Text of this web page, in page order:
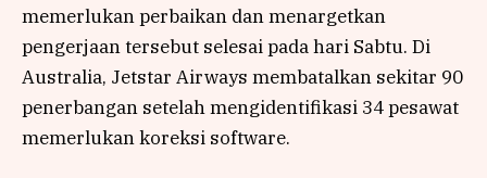
memerlukan perbaikan dan menargetkan
pengerjaan tersebut selesai pada hari Sabtu. Di
Australia, Jetstar Airways membatalkan sekitar 90
penerbangan setelah mengidentifikasi 34 pesawat
memerlukan koreksi software.